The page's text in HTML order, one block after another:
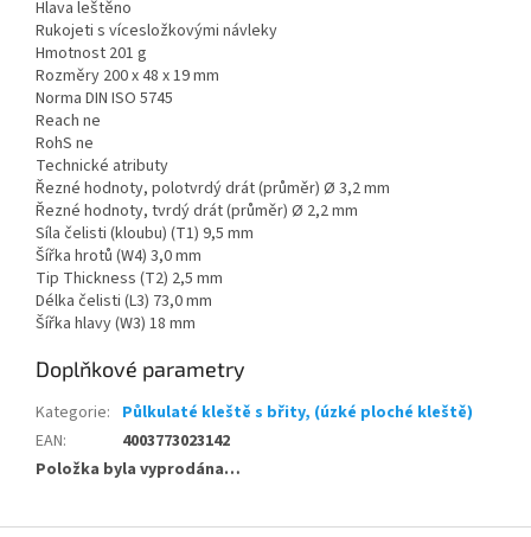
Hlava leštěno
Rukojeti s vícesložkovými návleky
Hmotnost 201 g
Rozměry 200 x 48 x 19 mm
Norma DIN ISO 5745
Reach ne
RohS ne
Technické atributy
Řezné hodnoty, polotvrdý drát (průměr) Ø 3,2 mm
Řezné hodnoty, tvrdý drát (průměr) Ø 2,2 mm
Síla čelisti (kloubu) (T1) 9,5 mm
Šířka hrotů (W4) 3,0 mm
Tip Thickness (T2) 2,5 mm
Délka čelisti (L3) 73,0 mm
Šířka hlavy (W3) 18 mm
Doplňkové parametry
Kategorie: Půlkulaté kleště s břity, (úzké ploché kleště)
EAN:
4003773023142
Položka byla vyprodána…